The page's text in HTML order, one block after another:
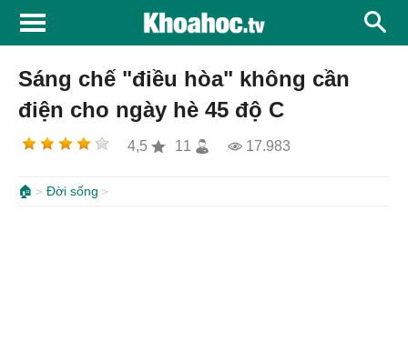
Sáng chế "điều hòa" không cần
điện cho ngày hè 45 độ C
4,5 11 17.983
🏠 Đời sống